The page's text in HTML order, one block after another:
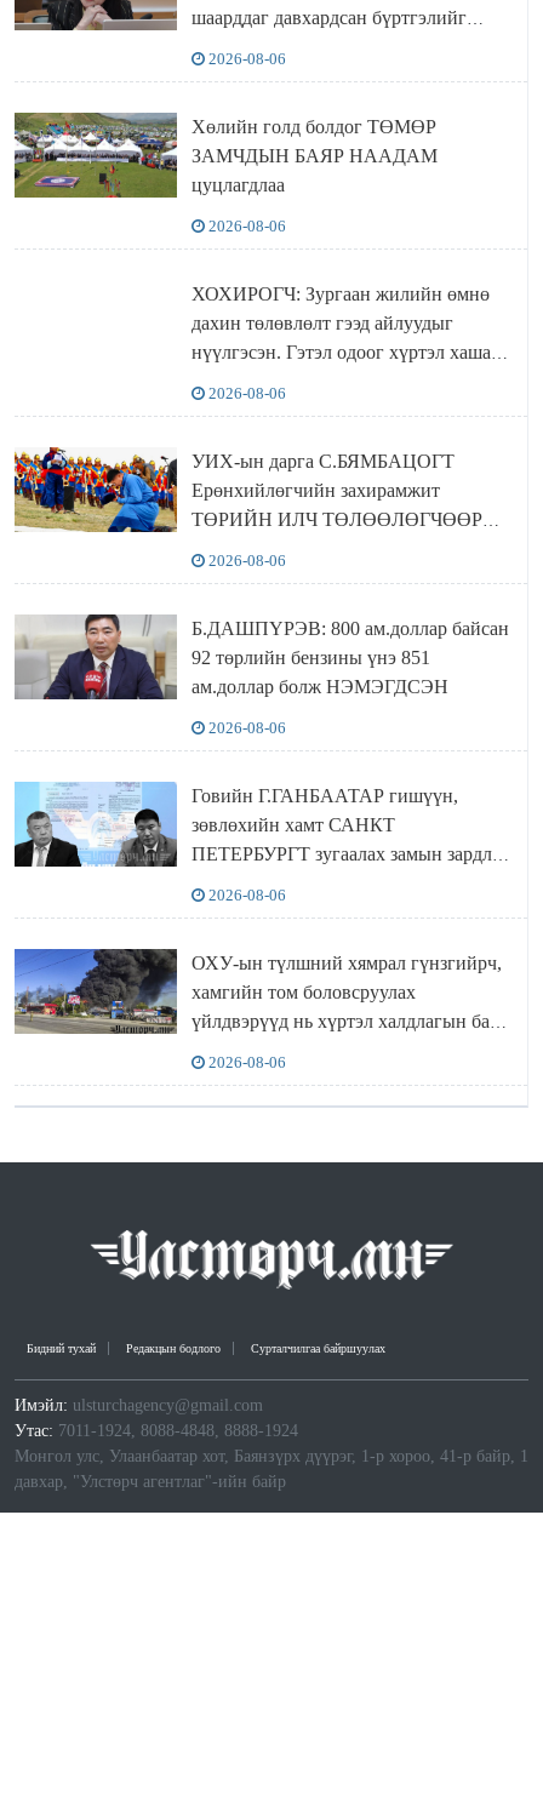
шаарддаг давхардсан бүртгэлийг
2026-08-06
Хөлийн голд болдог ТӨМӨР
ЗАМЧДЫН БАЯР НААДАМ
цуцлагдлаа
2026-08-06
ХОХИРОГЧ: Зургаан жилийн өмнө
дахин төлөвлөлт гээд айлуудыг
нүүлгэсэн. Гэтэл одоог хүртэл хашаа
2026-08-06
УИХ-ын дарга С.БЯМБАЦОГТ
Ерөнхийлөгчийн захирамжит
ТӨРИЙН ИЛЧ ТӨЛӨӨЛӨГЧӨӨР
2026-08-06
Б.ДАШПҮРЭВ: 800 ам.доллар байсан
92 төрлийн бензины үнэ 851
ам.доллар болж НЭМЭГДСЭН
2026-08-06
Говийн Г.ГАНБААТАР гишүүн,
зөвлөхийн хамт САНКТ
ПЕТЕРБУРГТ зугаалах замын зардлаа
2026-08-06
ОХУ-ын түлшний хямрал гүнзгийрч,
хамгийн том боловсруулах
үйлдвэрүүд нь хүртэл халдлагын бай
2026-08-06
Бидний тухай Редакцын бодлого Сурталчилгаа байршуулах
Имэйл: ulsturchagency@gmail.com
Утас: 7011-1924, 8088-4848, 8888-1924
Монгол улс, Улаанбаатар хот, Баянзүрх дүүрэг, 1-р хороо, 41-р байр, 1
давхар, "Улстөрч агентлаг"-ийн байр